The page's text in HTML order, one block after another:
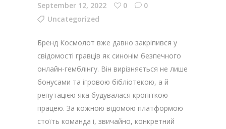
September 12, 2022 0
0
Uncategorized
Бренд Космолот вже давно закріпився у
свідомості гравців як синонім безпечного
онлайн-гемблінгу. Він вирізняється не лише
бонусами та ігровою бібліотекою, а й
репутацією яка будувалася кропіткою
працею. За кожною відомою платформою
стоїть команда і, звичайно, конкретний